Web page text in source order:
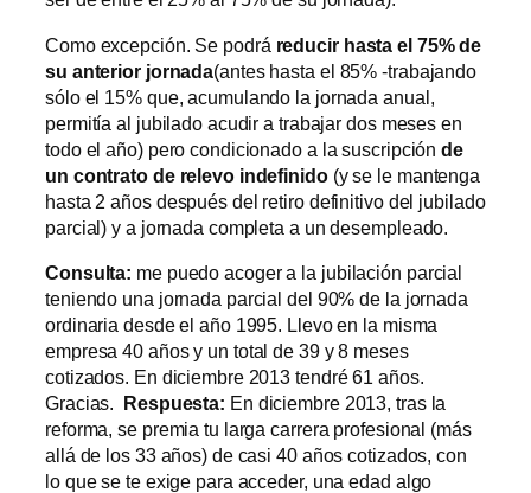
Como excepción. Se podrá reducir hasta el 75% de
su anterior jornada(antes hasta el 85% -trabajando
sólo el 15% que, acumulando la jornada anual,
permitía al jubilado acudir a trabajar dos meses en
todo el año) pero condicionado a la suscripciónde
un contrato de relevo indefinido(y se le mantenga
hasta 2 años después del retiro definitivo del jubilado
parcial) y a jornada completa a un desempleado.
Consulta: me puedo acoger a la jubilación parcial
teniendo una jornada parcial del 90% de la jornada
ordinaria desde el año 1995. Llevo en la misma
empresa 40 años y un total de 39 y 8 meses
cotizados. En diciembre 2013 tendré 61 años.
Gracias. Respuesta: En diciembre 2013, tras la
reforma, se premia tu larga carrera profesional (más
allá de los 33 años) de casi 40 años cotizados, con
lo que se te exige para acceder, una edad algo